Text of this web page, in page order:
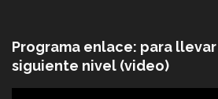
Programa enlace: para
siguiente nivel (video)